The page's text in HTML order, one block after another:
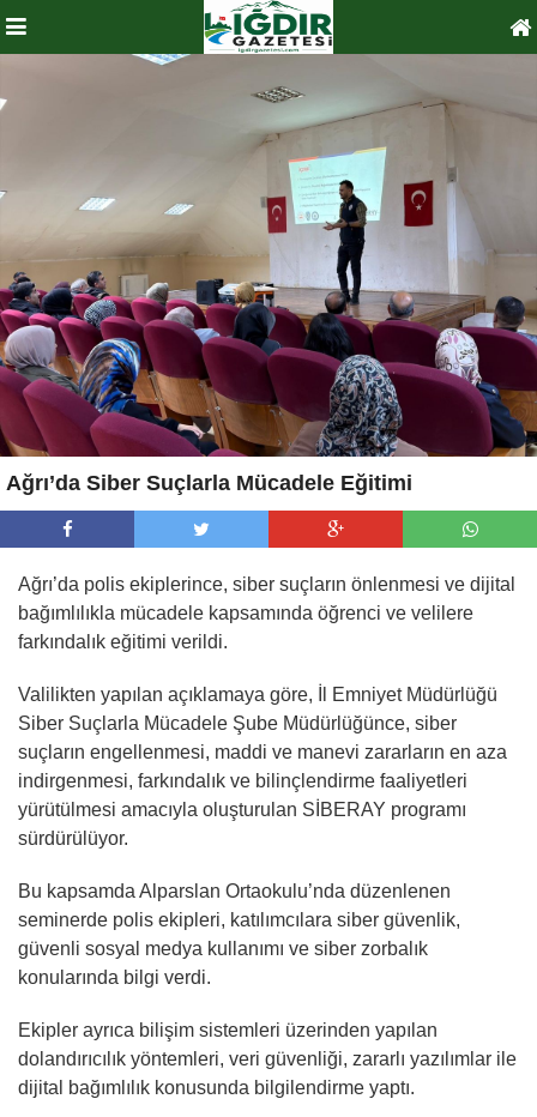
Ağrı’da Siber Suçlarla Mücadele Eğitimi
Ağrı’da polis ekiplerince, siber suçların önlenmesi ve dijital
bağımlılıkla mücadele kapsamında öğrenci ve velilere
farkındalık eğitimi verildi.
Valilikten yapılan açıklamaya göre, İl Emniyet Müdürlüğü
Siber Suçlarla Mücadele Şube Müdürlüğünce, siber
suçların engellenmesi, maddi ve manevi zararların en aza
indirgenmesi, farkındalık ve bilinçlendirme faaliyetleri
yürütülmesi amacıyla oluşturulan SİBERAY programı
sürdürülüyor.
Bu kapsamda Alparslan Ortaokulu’nda düzenlenen
seminerde polis ekipleri, katılımcılara siber güvenlik,
güvenli sosyal medya kullanımı ve siber zorbalık
konularında bilgi verdi.
Ekipler ayrıca bilişim sistemleri üzerinden yapılan
dolandırıcılık yöntemleri, veri güvenliği, zararlı yazılımlar ile
dijital bağımlılık konusunda bilgilendirme yaptı.